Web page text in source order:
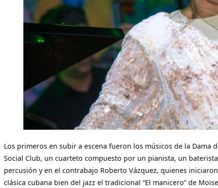
Los primeros en subir a escena fueron los músicos de la Dama
Social Club, un cuarteto compuesto por un pianista, un
percusión y en el contrabajo Roberto Vázquez, quienes
clásica cubana bien del jazz el tradicional “El manicero” de